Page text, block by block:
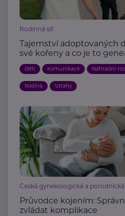
Rodinná síť
Tajemství adoptovaných
své kořeny a co je to
Děti Komunikace Náhradní
Rodina Vztahy
Česká gynekologická a porodnická
Průvodce kojením:
zvládat komplikace